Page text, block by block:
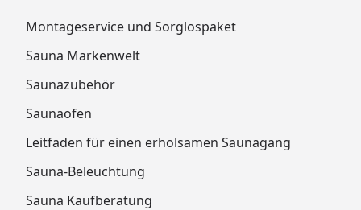
Montageservice und Sorglospaket
Sauna Markenwelt
Saunazubehör
Saunaofen
Leitfaden für einen erholsamen Saunagang
Sauna-Beleuchtung
Sauna Kaufberatung